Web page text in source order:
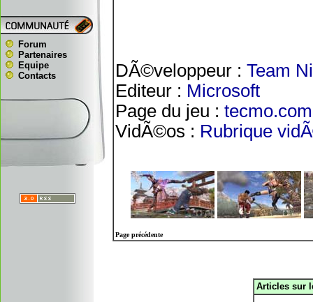
Forum
Partenaires
Equipe
Contacts
DÃ©veloppeur : Team
Editeur : Microsoft
Page du jeu : tecmo.com
VidÃ©os : Rubrique
Page précédente
Articles sur